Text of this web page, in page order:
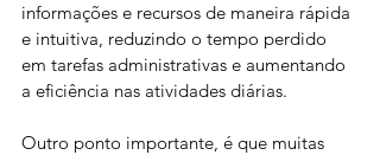
informações e recursos de maneira rápida
e intuitiva, reduzindo o tempo perdido
em tarefas administrativas e aumentando
a eficiência nas atividades diárias.
Outro ponto importante, é que muitas